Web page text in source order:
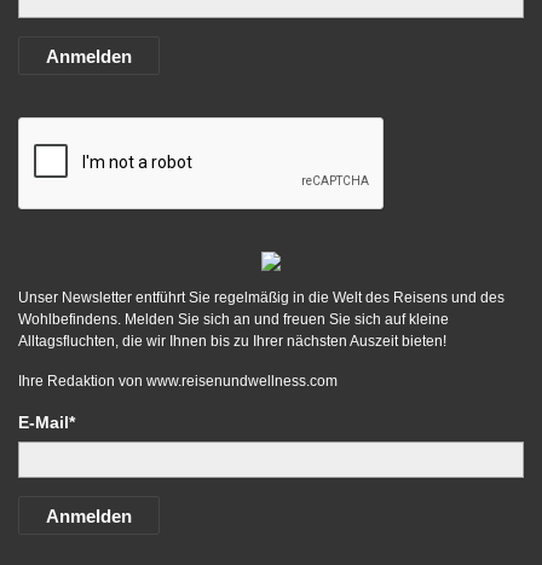
Anmelden
Unser Newsletter entführt Sie regelmäßig in die Welt des Reisens und des
Wohlbefindens. Melden Sie sich an und freuen Sie sich auf kleine
Alltagsfluchten, die wir Ihnen bis zu Ihrer nächsten Auszeit bieten!
Ihre Redaktion von www.reisenundwellness.com
E-Mail*
Anmelden